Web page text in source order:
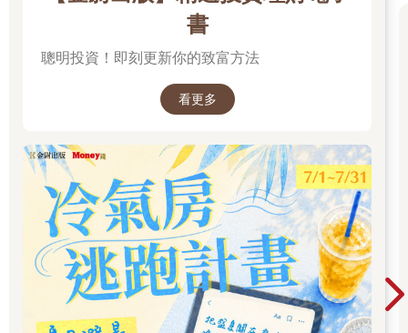
時，我們可以喝桂枝薑糖水：把桂枝打成細粉，在喝薑糖水時加2
公克就可以，不用多，每天只加2次桂枝粉。
桂枝的特長是溫經通陽，它可以入經絡、通陽氣，中和女性體內
入，不但可以治痛經，還可以治療因寒引起的所有痺症疼痛。
《孫子兵法》說：「知己知彼，方可百戰不殆。」我們既了解寒
益母草服用有宜忌
成年女性幾乎都吃過益母草顆粒，痛經時吃，月經量少了吃，月
經不調的時候也吃，但這樣吃真的對嗎？
進一步來說，益母草能增加子宮收縮的頻率，自然排出子宮內的
經血，所以經血不暢時可以吃；月經期吵架生氣，心情不愉快，
導致原本很多的月經量，突然變少了（按：負面心理狀態，如壓
力大、緊張、心情不好，會抑制下丘腦垂體內荷爾蒙的分泌，導
致卵巢女性荷爾蒙分泌下降，進而引起經量減少），這種情況也
能吃益母草顆粒來調理；來月經前游泳、涉冷水、洗冷水澡、過
書
聰明投資！即刻更新你的致富方法
看更多